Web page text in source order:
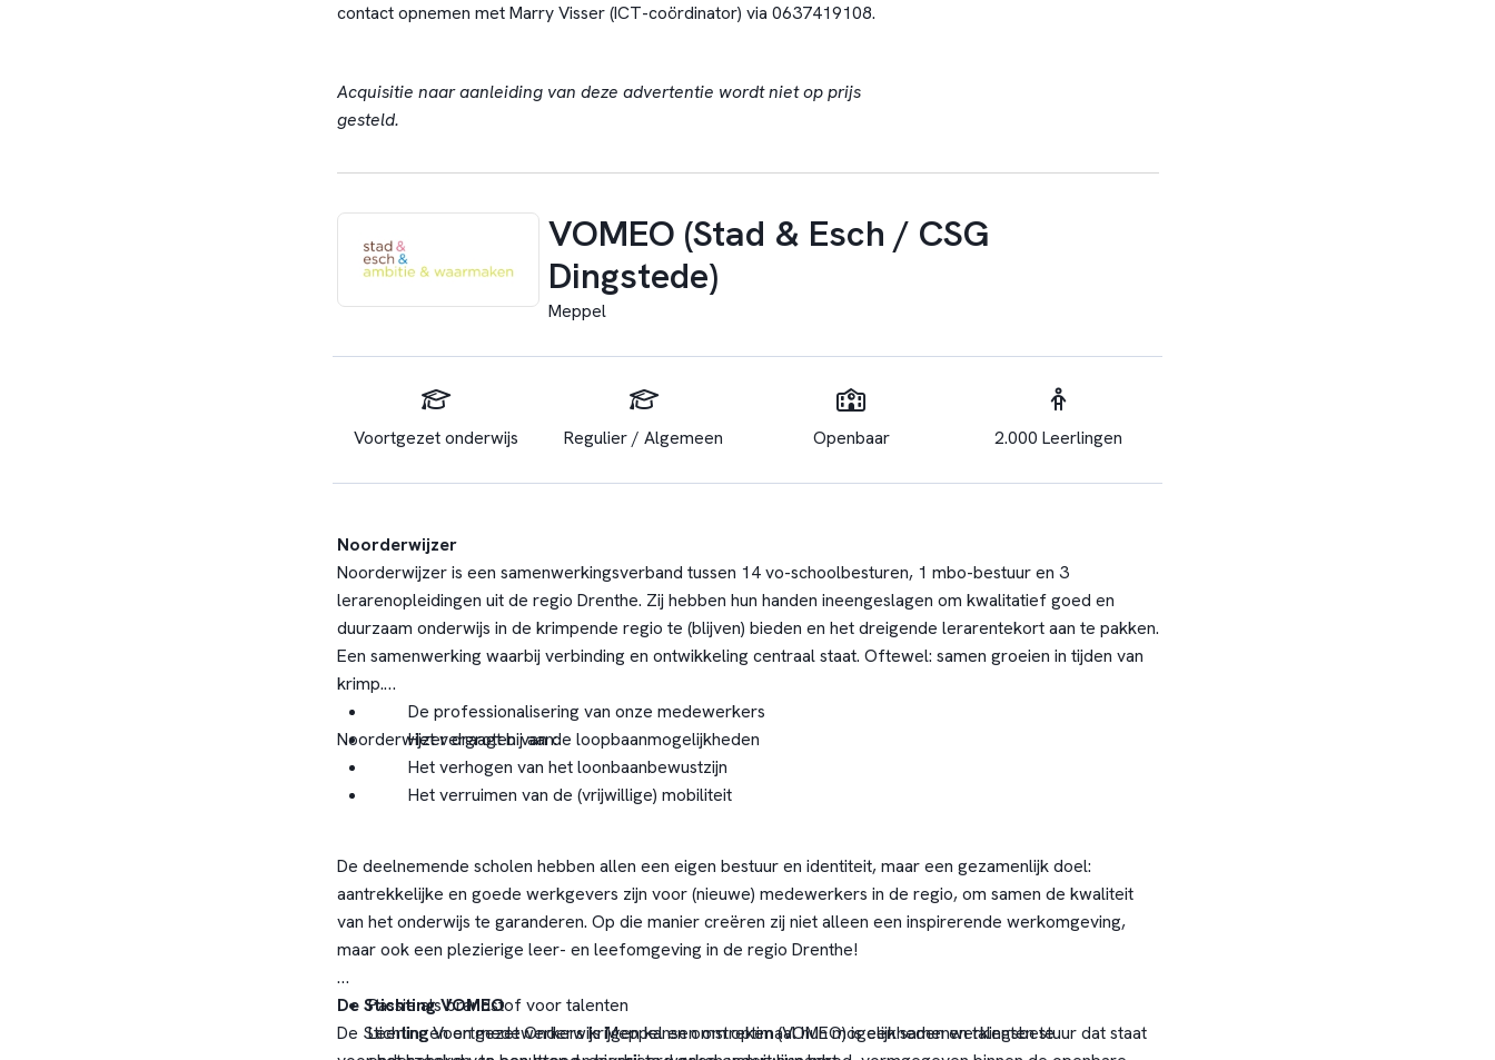
contact opnemen met Marry Visser (ICT-coördinator) via 0637419108.
Acquisitie naar aanleiding van deze advertentie wordt niet op prijs
gesteld.
VOMEO (Stad & Esch / CSG
Dingstede)
Meppel
Voortgezet onderwijs Regulier / Algemeen Openbaar 2.000 Leerlingen
Noorderwijzer
Noorderwijzer is een samenwerkingsverband tussen 14 vo-schoolbesturen, 1 mbo-bestuur en 3
lerarenopleidingen uit de regio Drenthe. Zij hebben hun handen ineengeslagen om kwalitatief goed en
duurzaam onderwijs in de krimpende regio te (blijven) bieden en het dreigende lerarentekort aan te pakken.
Een samenwerking waarbij verbinding en ontwikkeling centraal staat. Oftewel: samen groeien in tijden van
krimp.
Noorderwijzer draagt bij aan:
De professionalisering van onze medewerkers
Het vergroten van de loopbaanmogelijkheden
Het verhogen van het loonbaanbewustzijn
Het verruimen van de (vrijwillige) mobiliteit
De deelnemende scholen hebben allen een eigen bestuur en identiteit, maar een gezamenlijk doel:
aantrekkelijke en goede werkgevers zijn voor (nieuwe) medewerkers in de regio, om samen de kwaliteit
van het onderwijs te garanderen. Op die manier creëren zij niet alleen een inspirerende werkomgeving,
maar ook een plezierige leer- en leefomgeving in de regio Drenthe!
De Stichting VOMEO
De Stichting Voortgezet Onderwijs Meppel en omstreken (VOMEO) is een samenwerkingsbestuur dat staat
Passie als brandstof voor talenten
Leerlingen en medewerkers krijgen kansen om optimaal hun mogelijkheden en talenten te